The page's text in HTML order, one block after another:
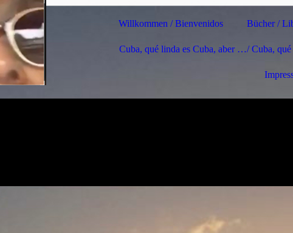
Willkommen / Bienvenidos Bücher /
Cuba, qué linda es Cuba, aber …/ Cuba,